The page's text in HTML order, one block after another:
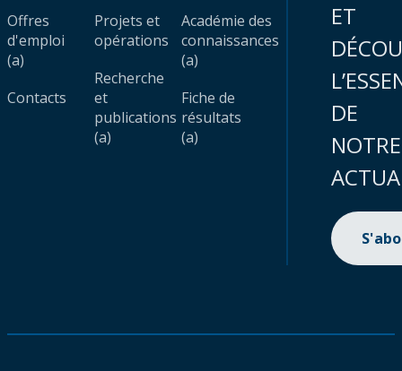
Offres
d'emploi
(a)
Contacts
Projets et
opérations
Recherche
et
publications
(a)
Académie des
connaissances
(a)
Fiche de
résultats
(a)
ET
DE
NOTRE